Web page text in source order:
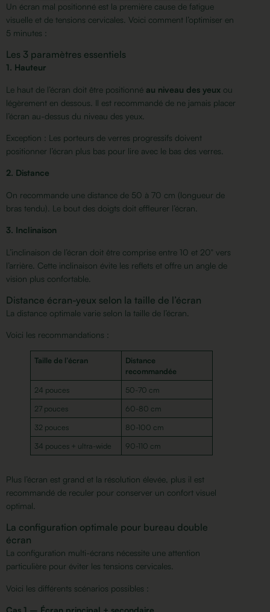
Un écran mal positionné est la première cause de fatigue
visuelle et de tensions cervicales. Voici comment l’optimiser en
5 minutes :
Les 3 paramètres essentiels
1. Hauteur
Le haut de l’écran doit être positionné au niveau des yeux ou
légèrement en dessous. Il est recommandé de ne jamais placer
l’écran au-dessus du niveau des yeux.
Exception : Les porteurs de verres progressifs doivent
positionner l’écran plus bas pour lire avec le bas des verres.
2. Distance
On recommande une distance de 50 à 70 cm (longueur de
bras tendu). Le bout des doigts doit effleurer l’écran.
3. Inclinaison
L’inclinaison de l’écran doit être comprise entre 10 et 20° vers
l’arrière. Cette inclinaison évite les reflets et offre un angle de
vision plus confortable.
Distance écran-yeux selon la taille de l’écran
La distance optimale varie selon la taille de l’écran.
Voici les recommandations :
Taille de l’écran
Distance
recommandée
24 pouces
50-70 cm
27 pouces
60-80 cm
32 pouces
80-100 cm
34 pouces + ultra-wide
90-110 cm
Plus l’écran est grand et la résolution élevée, plus il est
recommandé de reculer pour conserver un confort visuel
optimal.
La configuration optimale pour bureau double
écran
La configuration multi-écrans nécessite une attention
particulière pour éviter les tensions cervicales.
Voici les différents scénarios possibles :
Cas 1 – Écran principal + secondaire